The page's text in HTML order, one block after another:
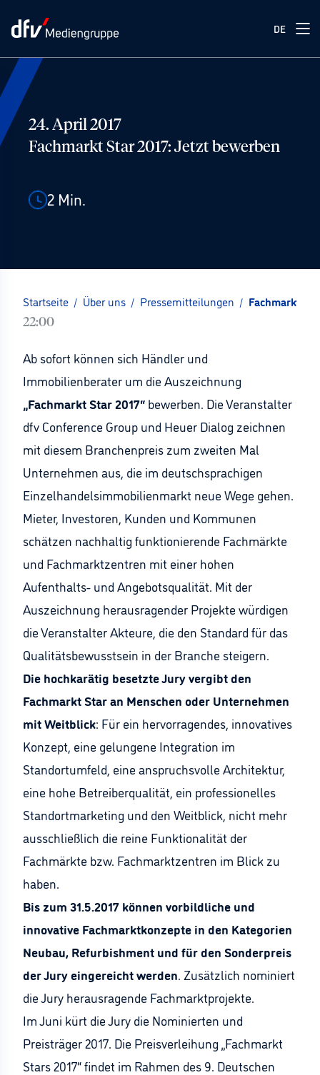
DE
24. April 2017
Fachmarkt Star 2017: Jetzt bewerben
2 Min.
Startseite / Über uns / Pressemitteilungen / Fachmarkt
22:00
Ab sofort können sich Händler und
Immobilienberater um die Auszeichnung
„Fachmarkt Star 2017“ bewerben. Die Veranstalter
dfv Conference Group und Heuer Dialog zeichnen
mit diesem Branchenpreis zum zweiten Mal
Unternehmen aus, die im deutschsprachigen
Einzelhandelsimmobilienmarkt neue Wege gehen.
Mieter, Investoren, Kunden und Kommunen
schätzen nachhaltig funktionierende Fachmärkte
und Fachmarktzentren mit einer hohen
Aufenthalts- und Angebotsqualität. Mit der
Auszeichnung herausragender Projekte würdigen
die Veranstalter Akteure, die den Standard für das
Qualitätsbewusstsein in der Branche steigern.
Die hochkarätig besetzte Jury vergibt den
Fachmarkt Star an Menschen oder Unternehmen
mit Weitblick: Für ein hervorragendes, innovatives
Konzept, eine gelungene Integration im
Standortumfeld, eine anspruchsvolle Architektur,
eine hohe Betreiberqualität, ein professionelles
Standortmarketing und den Weitblick, nicht mehr
ausschließlich die reine Funktionalität der
Fachmärkte bzw. Fachmarktzentren im Blick zu
haben.
Bis zum 31.5.2017 können vorbildliche und
innovative Fachmarktkonzepte in den Kategorien
Neubau, Refurbishment und für den Sonderpreis
der Jury eingereicht werden. Zusätzlich nominiert
die Jury herausragende Fachmarktprojekte.
Im Juni kürt die Jury die Nominierten und
Preisträger 2017. Die Preisverleihung „Fachmarkt
Stars 2017“ findet im Rahmen des 9. Deutschen